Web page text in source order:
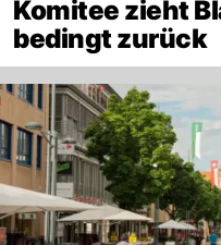
Komitee zieht
bedingt zurück